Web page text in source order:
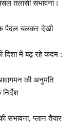
तलासी संभावना।
पैदल चलकर देखी
दिशा में बढ़ रहे कदम :
आवागमन की अनुमति
संभावना, प्लान तैयार